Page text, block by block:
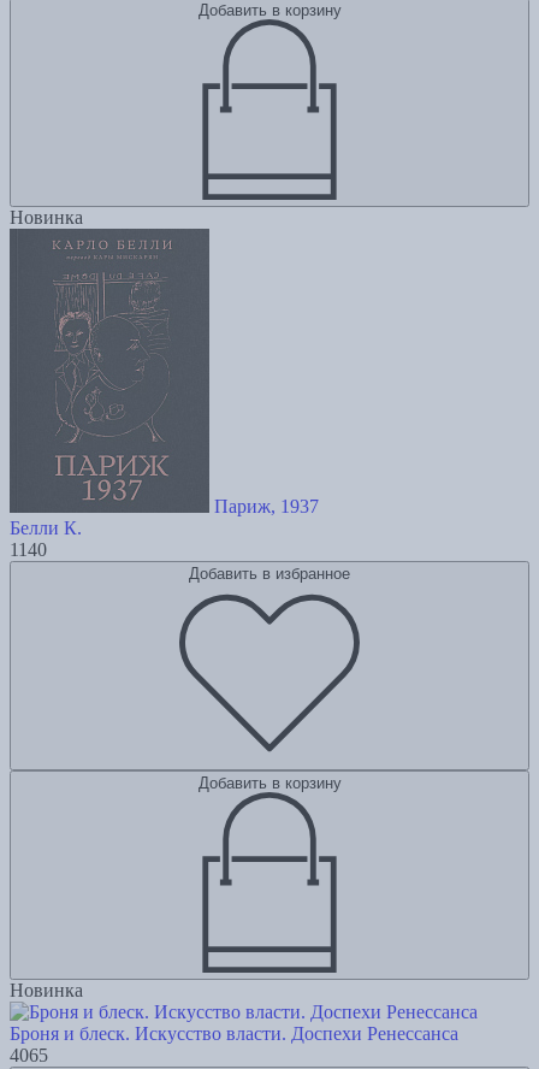
Добавить в корзину
Новинка
Париж, 1937
Белли К.
1140
Добавить в избранное
Добавить в корзину
Новинка
Броня и блеск. Искусство власти. Доспехи Ренессанса
4065